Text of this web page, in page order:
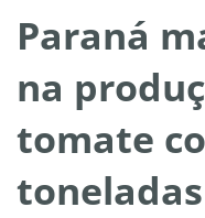
Paraná
na
tomate
toneladas